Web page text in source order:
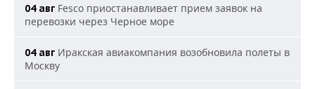
04 авг Fesco приостанавливает прием заявок на
перевозки через Черное море
04 авг Иракская авиакомпания возобновила полеты в
Москву